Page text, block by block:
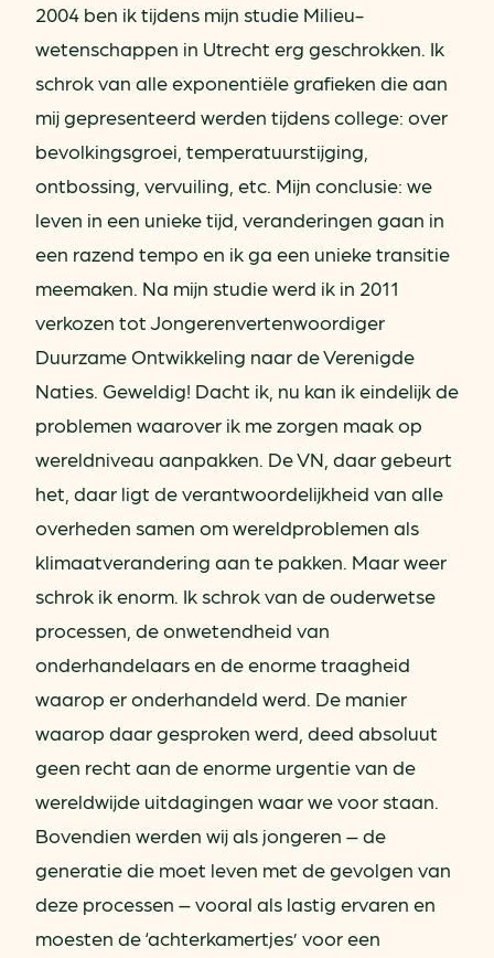
2004 ben ik tijdens mijn studie Milieu-
wetenschappen in Utrecht erg geschrokken. Ik
schrok van alle exponentiële grafieken die aan
mij gepresenteerd werden tijdens college: over
bevolkingsgroei, temperatuurstijging,
ontbossing, vervuiling, etc. Mijn conclusie: we
leven in een unieke tijd, veranderingen gaan in
een razend tempo en ik ga een unieke transitie
meemaken. Na mijn studie werd ik in 2011
verkozen tot Jongerenvertenwoordiger
Duurzame Ontwikkeling naar de Verenigde
Naties. Geweldig! Dacht ik, nu kan ik eindelijk de
problemen waarover ik me zorgen maak op
wereldniveau aanpakken. De VN, daar gebeurt
het, daar ligt de verantwoordelijkheid van alle
overheden samen om wereldproblemen als
klimaatverandering aan te pakken. Maar weer
schrok ik enorm. Ik schrok van de ouderwetse
processen, de onwetendheid van
onderhandelaars en de enorme traagheid
waarop er onderhandeld werd. De manier
waarop daar gesproken werd, deed absoluut
geen recht aan de enorme urgentie van de
wereldwijde uitdagingen waar we voor staan.
Bovendien werden wij als jongeren – de
generatie die moet leven met de gevolgen van
deze processen – vooral als lastig ervaren en
moesten de ‘achterkamertjes’ voor een